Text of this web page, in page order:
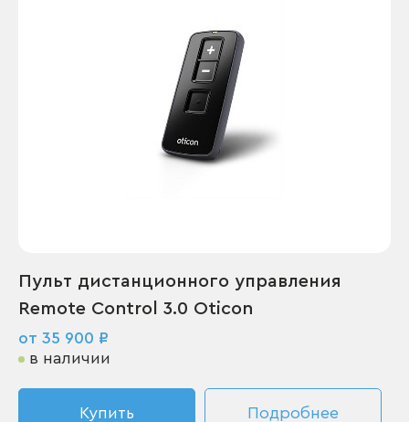
Пульт дистанционного управления
Remote Control 3.0 Oticon
от 35 900 ₽
в наличии
Купить Подробнее